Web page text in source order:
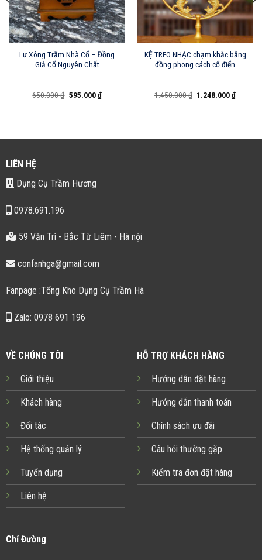
Lư Xông Trầm Nhà Cổ – Đồng
Giả Cổ Nguyên Chất
650.000₫ Giá
595.000₫Giá
hiện
KỆ TREO NHẠC chạm khắc bằng
đồng phong cách cổ điển
1.450.000₫ Giá
1.248.000₫Giá
LIÊN HỆ
Dụng Cụ Trầm Hương
0978.691.196
59 Văn Trì - Bắc Từ Liêm - Hà nội
confanhga@gmail.com
Fanpage :Tổng Kho Dụng Cụ Trầm Hà
Zalo: 0978 691 196
VỀ CHÚNG TÔI
Giới thiệu
Khách hàng
Đối tác
Hệ thống quản lý
Tuyển dụng
Liên hệ
HỖ TRỢ KHÁCH HÀNG
Hướng dẫn đặt hàng
Hướng dẫn thanh toán
Chính sách ưu đãi
Câu hỏi thường gặp
Kiểm tra đơn đặt hàng
Chỉ Đường